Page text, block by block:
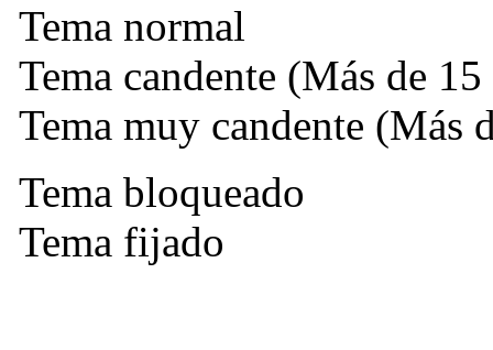
Tema normal
Tema candente (Más de 15
Tema muy candente (Más
Tema bloqueado
Tema fijado